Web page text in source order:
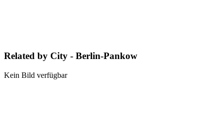
Related by City - Berlin-Pankow
Kein Bild verfügbar